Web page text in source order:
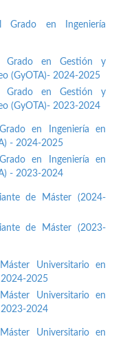
Grado en Ingeniería
Grado en Gestión y
(GyOTA)- 2024-2025
Grado en Gestión y
(GyOTA)- 2023-2024
en Ingeniería en
- 2024-2025
en Ingeniería en
- 2023-2024
de Máster (2024-
de Máster (2023-
Universitario en
2024-2025
Universitario en
2023-2024
Universitario en